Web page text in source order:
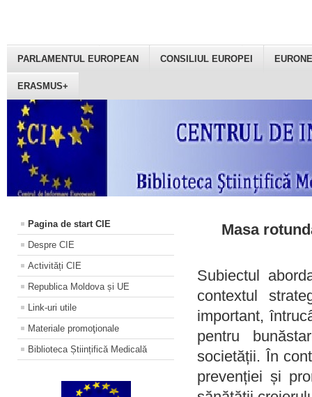
PARLAMENTUL EUROPEAN CONSILIUL EUROPEI
ERASMUS+
Pagina de start CIE
Despre CIE
Activități CIE
Republica Moldova și UE
Link-uri utile
Materiale promoţionale
Biblioteca Științifică Medicală
Masa
Subiectul
contextul
important,
pentru
societății. În
prevenției și